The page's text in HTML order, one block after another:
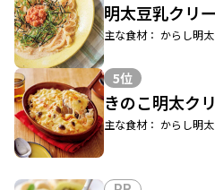
明太豆乳クリ
主な食材： からし明
5位
きのこ明太ク
主な食材： からし明